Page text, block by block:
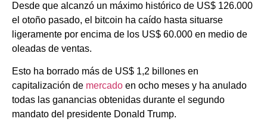
Desde que alcanzó un máximo histórico de US$ 126.000
el otoño pasado, el bitcoin ha caído hasta situarse
ligeramente por encima de los US$ 60.000 en medio de
oleadas de ventas.
Esto ha borrado más de US$ 1,2 billones en
capitalización de mercado en ocho meses y ha anulado
todas las ganancias obtenidas durante el segundo
mandato del presidente Donald Trump.